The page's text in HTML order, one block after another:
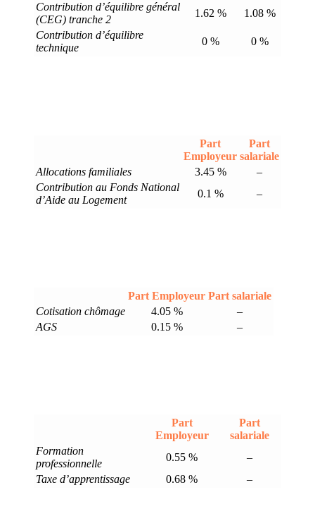
Contribution d’équilibre général
(CEG) tranche 2
1.62 %
1.08 %
Contribution d’équilibre
technique
0 % 0 %
Part
Employeur
Part
salariale
Allocations familiales
3.45 %
–
Contribution au Fonds National
d’Aide au Logement
0.1 % –
Part Employeur Part salariale
Cotisation chômage
4.05 %
–
AGS
0.15 % –
Part
Employeur
Part
salariale
Formation
professionnelle
0.55 %
–
Taxe d’apprentissage
0.68 % –